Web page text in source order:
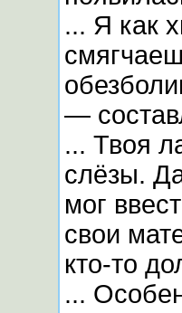
... Я как
—
... Твоя
слёзы.
мог
свои
кто-то
...